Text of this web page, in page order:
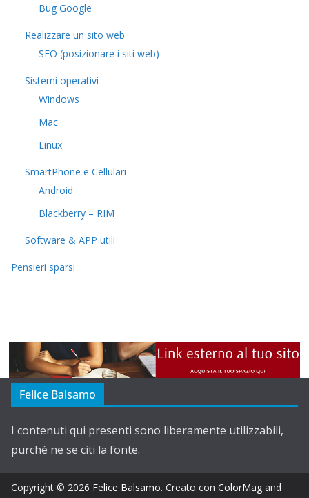
Bug Google
Realizzare un sito web
SEO (posizionare i siti web)
Sistemi operativi
Windows
Mac
Linux
SmartPhone e Cellulari
Android
Blackberry – RIM
Software & APP utili
Pensieri sparsi
Felice Balsamo
I contenuti qui presenti sono liberamente utilizzabili,
purché ne se citi la fonte.
Copyright © 2026 Felice Balsamo. Creato con ColorMag and